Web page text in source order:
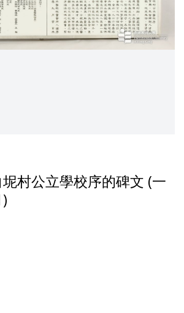
村公立學校序的碑文 (一